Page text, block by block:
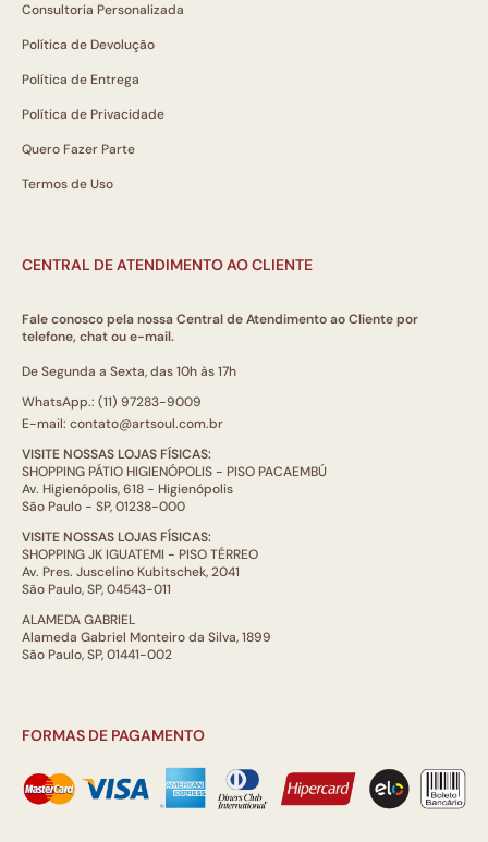
Consultoria Personalizada
Política de Devolução
Política de Entrega
Política de Privacidade
Quero Fazer Parte
Termos de Uso
CENTRAL DE ATENDIMENTO AO CLIENTE
Fale conosco pela nossa Central de Atendimento ao Cliente por
telefone, chat ou e-mail.
De Segunda a Sexta, das 10h às 17h
WhatsApp.: (11) 97283-9009
E-mail: contato@artsoul.com.br
VISITE NOSSAS LOJAS FÍSICAS:
SHOPPING PÁTIO HIGIENÓPOLIS - PISO PACAEMBÚ
Av. Higienópolis, 618 - Higienópolis
São Paulo - SP, 01238-000
VISITE NOSSAS LOJAS FÍSICAS:
SHOPPING JK IGUATEMI - PISO TÉRREO
Av. Pres. Juscelino Kubitschek, 2041
São Paulo, SP, 04543-011
ALAMEDA GABRIEL
Alameda Gabriel Monteiro da Silva, 1899
São Paulo, SP, 01441-002
FORMAS DE PAGAMENTO